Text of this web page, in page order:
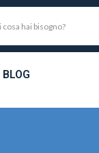
BLOG